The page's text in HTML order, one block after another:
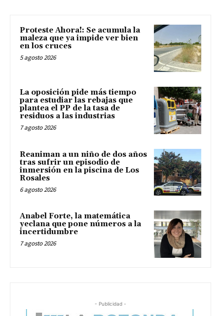
Proteste Ahora!: Se acumula la
maleza que ya impide ver bien
en los cruces
5 agosto 2026
La oposición pide más tiempo
para estudiar las rebajas que
plantea el PP de la tasa de
residuos a las industrias
7 agosto 2026
Reaniman a un niño de dos años
tras sufrir un episodio de
inmersión en la piscina de Los
Rosales
6 agosto 2026
Anabel Forte, la matemática
yeclana que pone números a la
incertidumbre
7 agosto 2026
- Publicidad -